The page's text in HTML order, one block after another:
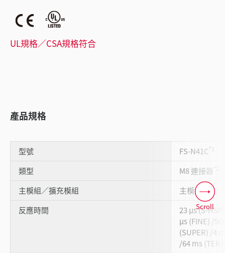
UL規格／CSA規格符合
產品規格
型號 FS-N41C*1
類型 M8 連接器
主模組／擴充模組
主模組
反應時間
23 µs (S-
µs (FINE) /
(SUPER) /4
/64 ms
Scroll